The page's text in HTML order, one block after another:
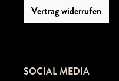
Vertrag widerrufen
SOCIAL MEDIA